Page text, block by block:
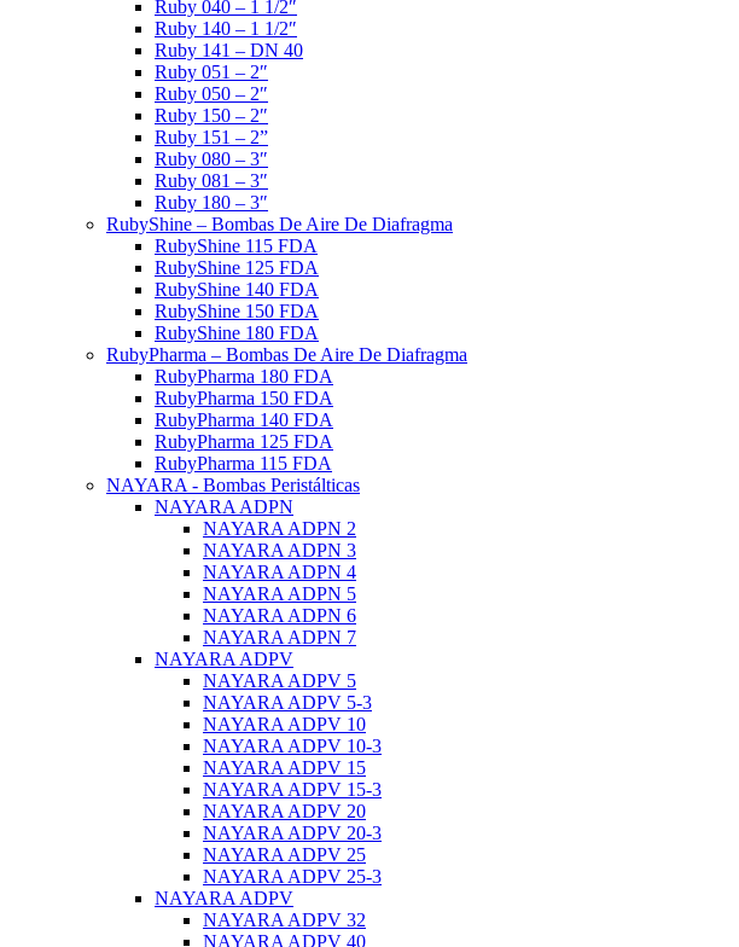
Ruby 040 – 1 1/2″
Ruby 140 – 1 1/2″
Ruby 141 – DN 40
Ruby 051 – 2″
Ruby 050 – 2″
Ruby 150 – 2″
Ruby 151 – 2”
Ruby 080 – 3″
Ruby 081 – 3″
Ruby 180 – 3″
RubyShine – Bombas De Aire De Diafragma
RubyShine 115 FDA
RubyShine 125 FDA
RubyShine 140 FDA
RubyShine 150 FDA
RubyShine 180 FDA
RubyPharma – Bombas De Aire De Diafragma
RubyPharma 180 FDA
RubyPharma 150 FDA
RubyPharma 140 FDA
RubyPharma 125 FDA
RubyPharma 115 FDA
NAYARA - Bombas Peristálticas
NAYARA ADPN
NAYARA ADPN 2
NAYARA ADPN 3
NAYARA ADPN 4
NAYARA ADPN 5
NAYARA ADPN 6
NAYARA ADPN 7
NAYARA ADPV
NAYARA ADPV 5
NAYARA ADPV 5-3
NAYARA ADPV 10
NAYARA ADPV 10-3
NAYARA ADPV 15
NAYARA ADPV 15-3
NAYARA ADPV 20
NAYARA ADPV 20-3
NAYARA ADPV 25
NAYARA ADPV 25-3
NAYARA ADPV
NAYARA ADPV 32
NAYARA ADPV 40